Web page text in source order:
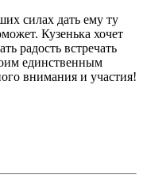
силах дать ему ту
Кузенька хочет
радость встречать
единственным
внимания и участия!